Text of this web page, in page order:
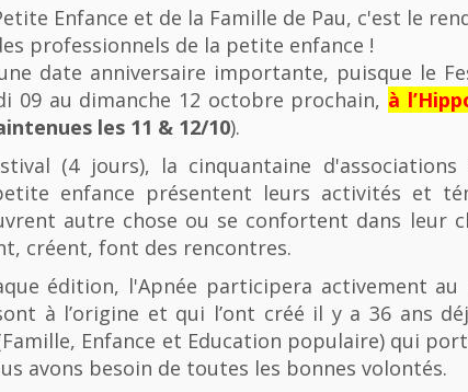
Enfance et de la Famille de Pau, c'est le
professionnels de la petite enfance !
date anniversaire importante, puisque le
09 au dimanche 12 octobre prochain, à
les 11 & 12/10).
(4 jours), la cinquantaine
enfance présentent leurs activités et
autre chose ou se confortent dans leur
créent, font des rencontres.
édition, l'Apnée participera activement
à l’origine et qui l’ont créé il y a 36 ans
(Famille, Enfance et Education populaire) qui
avons besoin de toutes les bonnes volontés.